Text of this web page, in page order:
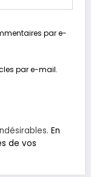
par e-
par e-mail.
En
de vos